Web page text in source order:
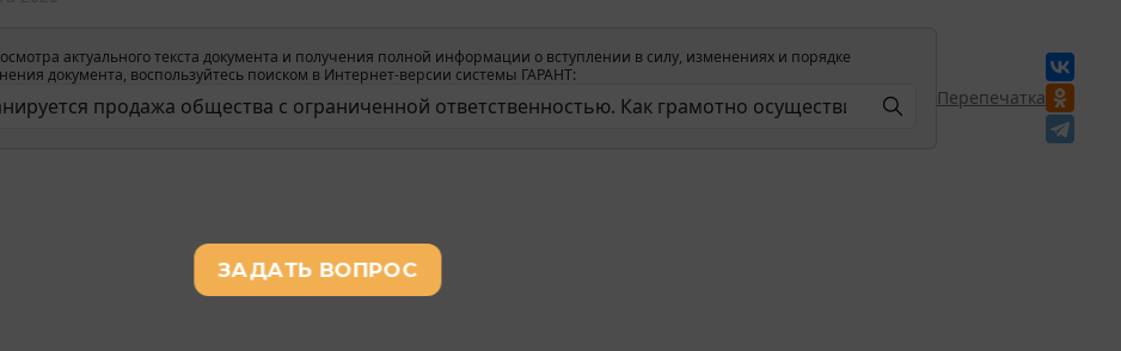
актуального текста документа и получения полной информации о вступлении в силу, изменениях и порядке
документа, воспользуйтесь поиском в Интернет-версии системы ГАРАНТ:
Перепечатка